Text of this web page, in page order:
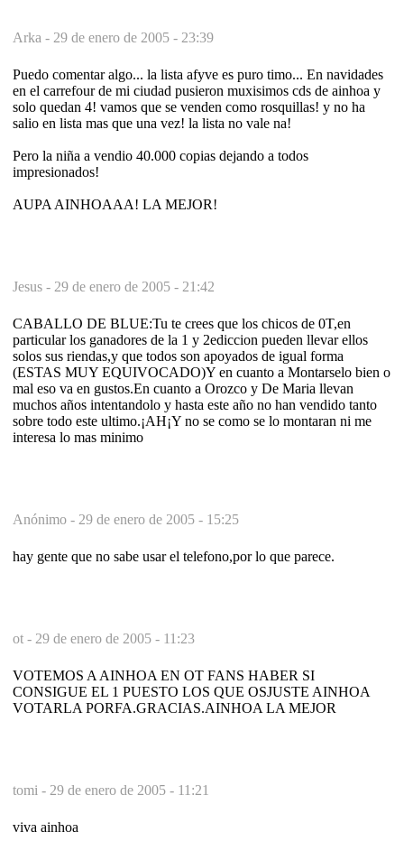
Arka - 29 de enero de 2005 - 23:39
Puedo comentar algo... la lista afyve es puro timo... En navidades
en el carrefour de mi ciudad pusieron muxisimos cds de ainhoa y
solo quedan 4! vamos que se venden como rosquillas! y no ha
salio en lista mas que una vez! la lista no vale na!
Pero la niña a vendio 40.000 copias dejando a todos
impresionados!
AUPA AINHOAAA! LA MEJOR!
Jesus - 29 de enero de 2005 - 21:42
CABALLO DE BLUE:Tu te crees que los chicos de 0T,en
particular los ganadores de la 1 y 2ediccion pueden llevar ellos
solos sus riendas,y que todos son apoyados de igual forma
(ESTAS MUY EQUIVOCADO)Y en cuanto a Montarselo bien o
mal eso va en gustos.En cuanto a Orozco y De Maria llevan
muchos años intentandolo y hasta este año no han vendido tanto
sobre todo este ultimo.¡AH¡Y no se como se lo montaran ni me
interesa lo mas minimo
Anónimo - 29 de enero de 2005 - 15:25
hay gente que no sabe usar el telefono,por lo que parece.
ot - 29 de enero de 2005 - 11:23
VOTEMOS A AINHOA EN OT FANS HABER SI
CONSIGUE EL 1 PUESTO LOS QUE OSJUSTE AINHOA
VOTARLA PORFA.GRACIAS.AINHOA LA MEJOR
tomi - 29 de enero de 2005 - 11:21
viva ainhoa